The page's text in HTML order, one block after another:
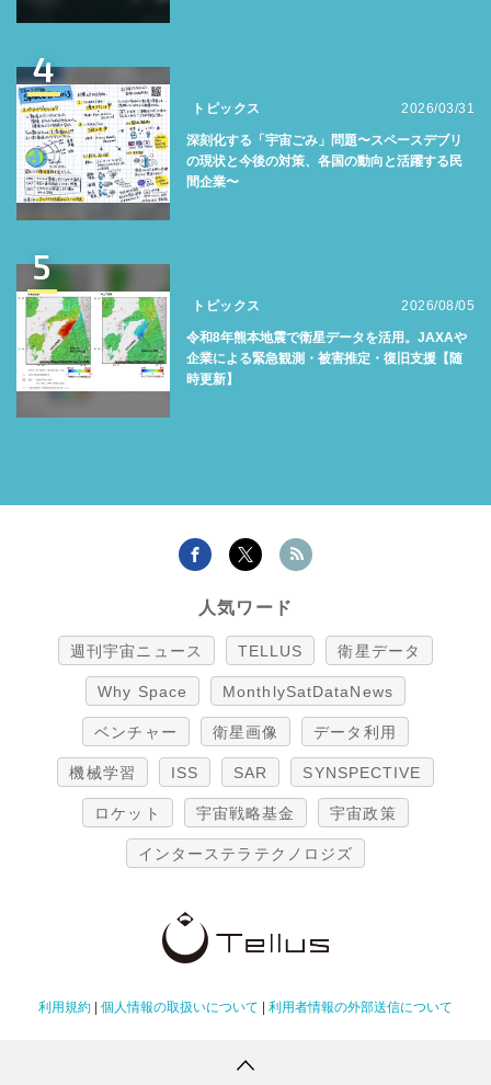
4
トピックス 2026/03/31
深刻化する「宇宙ごみ」問題〜スペースデブリ
の現状と今後の対策、各国の動向と活躍する民
間企業〜
5
トピックス 2026/08/05
令和8年熊本地震で衛星データを活用。JAXAや
企業による緊急観測・被害推定・復旧支援【随
時更新】
人気ワード
週刊宇宙ニュース TELLUS 衛星データ
Why Space MonthlySatDataNews
ベンチャー 衛星画像 データ利用
機械学習 ISS SAR SYNSPECTIVE
ロケット 宇宙戦略基金 宇宙政策
インターステラテクノロジズ
利用規約 個人情報の取扱いについて 利用者情報の外部送信について